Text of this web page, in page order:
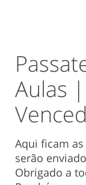
Aulas
Aqui ficam
serão
Obrigado a